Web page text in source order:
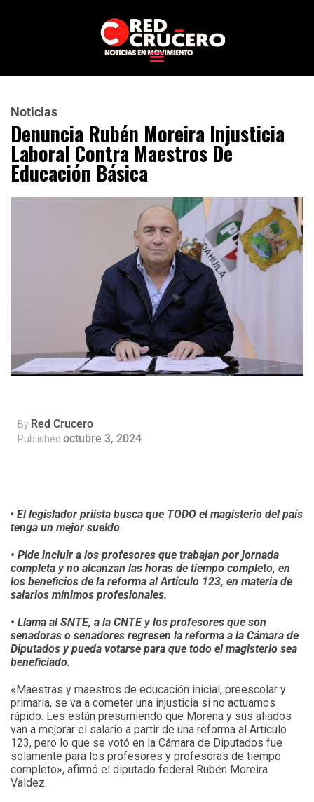
Noticias
Denuncia Rubén Moreira Injusticia
Laboral Contra Maestros De
Educación Básica
By Red Crucero
Published octubre 3, 2024
• El legislador priista busca que TODO el magisterio del país
tenga un mejor sueldo
• Pide incluir a los profesores que trabajan por jornada
completa y no alcanzan las horas de tiempo completo, en
los beneficios de la reforma al Artículo 123, en materia de
salarios mínimos profesionales.
• Llama al SNTE, a la CNTE y los profesores que son
senadoras o senadores regresen la reforma a la Cámara de
Diputados y pueda votarse para que todo el magisterio sea
beneficiado.
«Maestras y maestros de educación inicial, preescolar y
primaria, se va a cometer una injusticia si no actuamos
rápido. Les están presumiendo que Morena y sus aliados
van a mejorar el salario a partir de una reforma al Artículo
123, pero lo que se votó en la Cámara de Diputados fue
solamente para los profesores y profesoras de tiempo
completo», afirmó el diputado federal Rubén Moreira
Valdez.